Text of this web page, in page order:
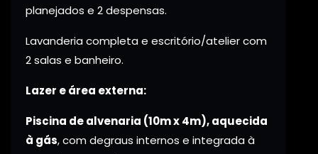
planejados e 2 despensas.
Lavanderia completa e escritório/atelier com
2 salas e banheiro.
Lazer e área externa:
Piscina de alvenaria (10m x 4m), aquecida
à gás, com degraus internos e integrada à